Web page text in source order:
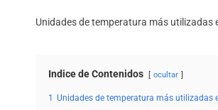
Unidades de temperatura más utilizadas
Indice de Contenidos ocultar
1 Unidades de temperatura más utilizadas